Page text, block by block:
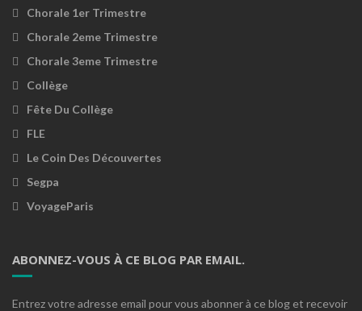
Chorale 1er Trimestre
Chorale 2eme Trimestre
Chorale 3eme Trimestre
Collège
Fête Du Collège
FLE
Le Coin Des Découvertes
Segpa
VoyageParis
ABONNEZ-VOUS À CE BLOG PAR EMAIL.
Entrez votre adresse email pour vous abonner à ce blog et recevoir